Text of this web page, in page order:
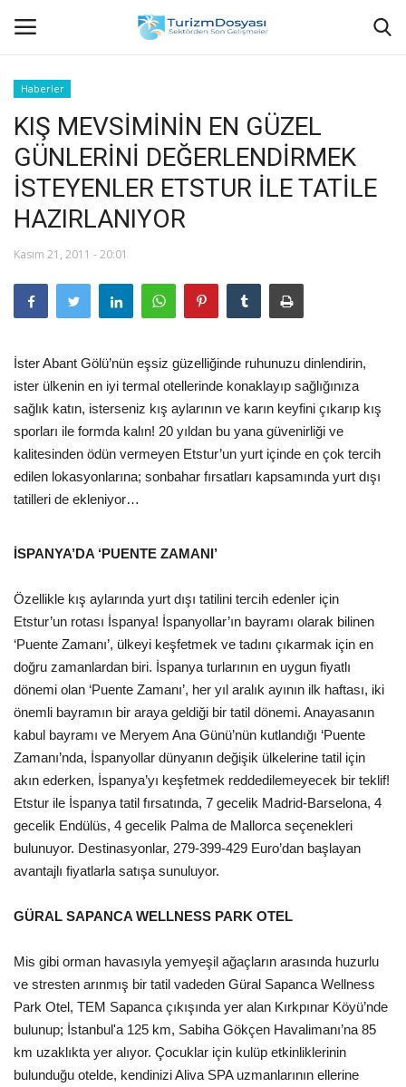
Anasayfa
Bize Ulaşın
Künye
Halil ÖNCÜ kimdir?
KVKK Aydınlatma Metni
Haberler
Görüntülü
Araştırma - İnceleme
Lezzet Durakları
Sizlerden Gelenler
Yorumlar
Video Tanıtım
Köşe Yazarları
Galeri
Haberler
KIŞ MEVSİMİNİN EN GÜZEL
GÜNLERİNİ DEĞERLENDİRMEK
İSTEYENLER ETSTUR İLE TATİLE
HAZIRLANIYOR
Kasım 21, 2011 - 20:01
İster Abant Gölü’nün eşsiz güzelliğinde ruhunuzu dinlendirin,
ister ülkenin en iyi termal otellerinde konaklayıp sağlığınıza
sağlık katın, isterseniz kış aylarının ve karın keyfini çıkarıp kış
sporları ile formda kalın! 20 yıldan bu yana güvenirliği ve
kalitesinden ödün vermeyen Etstur’un yurt içinde en çok tercih
edilen lokasyonlarına; sonbahar fırsatları kapsamında yurt dışı
tatilleri de ekleniyor…
İSPANYA’DA ‘PUENTE ZAMANI’
Özellikle kış aylarında yurt dışı tatilini tercih edenler için
Etstur’un rotası İspanya! İspanyollar’ın bayramı olarak bilinen
‘Puente Zamanı’, ülkeyi keşfetmek ve tadını çıkarmak için en
doğru zamanlardan biri. İspanya turlarının en uygun fiyatlı
dönemi olan ‘Puente Zamanı’, her yıl aralık ayının ilk haftası, iki
önemli bayramın bir araya geldiği bir tatil dönemi. Anayasanın
kabul bayramı ve Meryem Ana Günü’nün kutlandığı ‘Puente
Zamanı’nda, İspanyollar dünyanın değişik ülkelerine tatil için
akın ederken, İspanya’yı keşfetmek reddedilemeyecek bir teklif!
Etstur ile İspanya tatil fırsatında, 7 gecelik Madrid-Barselona, 4
gecelik Endülüs, 4 gecelik Palma de Mallorca seçenekleri
bulunuyor. Destinasyonlar, 279-399-429 Euro’dan başlayan
avantajlı fiyatlarla satışa sunuluyor.
GÜRAL SAPANCA WELLNESS PARK OTEL
Mis gibi orman havasıyla yemyeşil ağaçların arasında huzurlu
ve stresten arınmış bir tatil vadeden Güral Sapanca Wellness
Park Otel, TEM Sapanca çıkışında yer alan Kırkpınar Köyü’nde
bulunup; İstanbul'a 125 km, Sabiha Gökçen Havalimanı’na 85
km uzaklıkta yer alıyor. Çocuklar için kulüp etkinliklerinin
bulunduğu otelde, kendinizi Aliva SPA uzmanlarının ellerine